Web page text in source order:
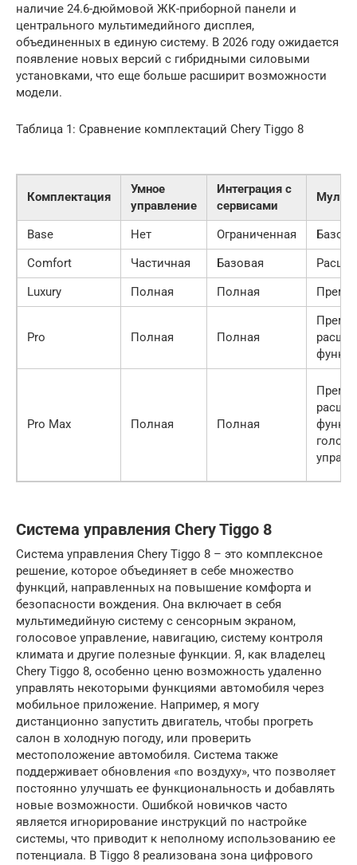
наличие 24.6-дюймовой ЖК-приборной панели и
центрального мультимедийного дисплея,
объединенных в единую систему. В 2026 году ожидается
появление новых версий с гибридными силовыми
установками, что еще больше расширит возможности
модели.
Таблица 1: Сравнение комплектаций Chery Tiggo 8
Комплектация
Умное
управление
Интеграция с
сервисами
Base Нет Ограниченная
Comfort
Частичная Базовая
Luxury
Полная Полная
Pro Полная Полная
Pro Max Полная Полная
Система управления Chery Tiggo 8
Система управления Chery Tiggo 8 – это комплексное
решение, которое объединяет в себе множество
функций, направленных на повышение комфорта и
безопасности вождения. Она включает в себя
мультимедийную систему с сенсорным экраном,
голосовое управление, навигацию, систему контроля
климата и другие полезные функции. Я, как владелец
Chery Tiggo 8, особенно ценю возможность удаленно
управлять некоторыми функциями автомобиля через
мобильное приложение. Например, я могу
дистанционно запустить двигатель, чтобы прогреть
салон в холодную погоду, или проверить
местоположение автомобиля. Система также
поддерживает обновления «по воздуху», что позволяет
постоянно улучшать ее функциональность и добавлять
новые возможности. Ошибкой новичков часто
является игнорирование инструкций по настройке
системы, что приводит к неполному использованию ее
потенциала. В Tiggo 8 реализована зона цифрового